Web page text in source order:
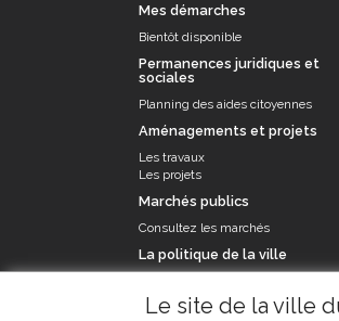
Le site de la ville
Mes démarches
Bientôt disponible
Permanences juridiques et
sociales
Planning des aides citoyennes
Aménagements et projets
Les travaux
Les projets
Marchés publics
Consultez les marchés
La politique de la ville